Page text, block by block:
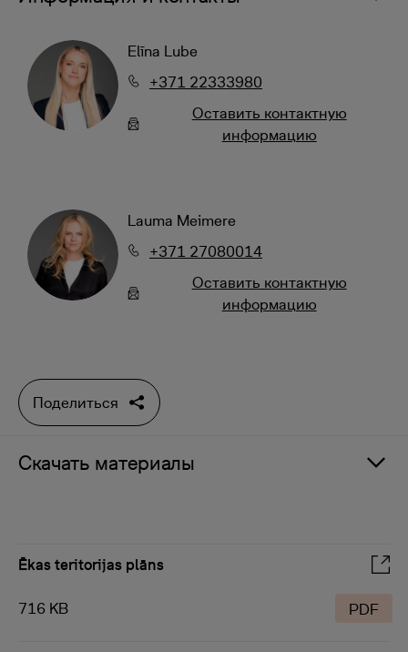
Elīna Lube
+371 22333980
Oставить контактную
информацию
Lauma Meimere
+371 27080014
Oставить контактную
информацию
Поделиться
Скачать материалы
Ēkas teritorijas plāns
716 KB PDF